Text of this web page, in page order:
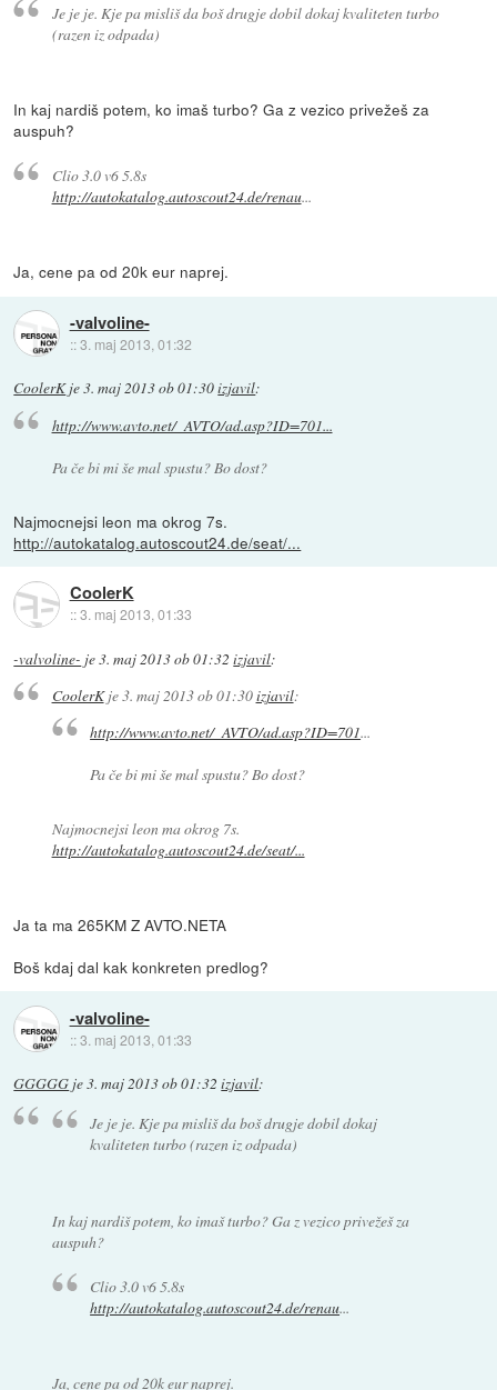
Je je je. Kje pa misliš da boš drugje dobil dokaj kvaliteten turbo
(razen iz odpada)
In kaj nardiš potem, ko imaš turbo? Ga z vezico privežeš za
auspuh?
Clio 3.0 v6 5.8s
http://autokatalog.autoscout24.de/renau...
Ja, cene pa od 20k eur naprej.
-valvoline-
::3. maj 2013, 01:32
CoolerKje3. maj 2013 ob 01:30izjavil:
http://www.avto.net/_AVTO/ad.asp?ID=701...
Pa če bi mi še mal spustu? Bo dost?
Najmocnejsi leon ma okrog 7s.
http://autokatalog.autoscout24.de/seat/...
CoolerK
::3. maj 2013, 01:33
-valvoline- je3. maj 2013 ob 01:32 izjavil:
CoolerKje3. maj 2013 ob 01:30izjavil:
http://www.avto.net/_AVTO/ad.asp?ID=701...
Pa če bi mi še mal spustu? Bo dost?
Najmocnejsi leon ma okrog 7s.
http://autokatalog.autoscout24.de/seat/...
Ja ta ma 265KM Z AVTO.NETA
Boš kdaj dal kak konkreten predlog?
-valvoline-
::3. maj 2013, 01:33
GGGGG je3. maj 2013 ob 01:32 izjavil:
Je je je. Kje pa misliš da boš drugje dobil dokaj
kvaliteten turbo (razen iz odpada)
In kaj nardiš potem, ko imaš turbo? Ga z vezico privežeš za
auspuh?
Clio 3.0 v6 5.8s
http://autokatalog.autoscout24.de/renau...
Ja, cene pa od 20k eur naprej.